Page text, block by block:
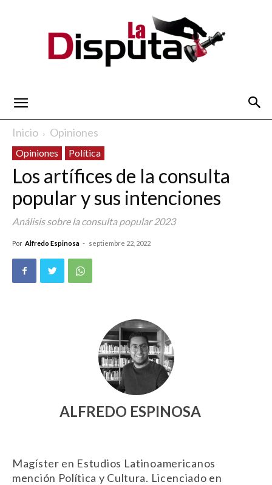
Disputa
Inicio Opiniones
Opiniones Política
Los artífices de la consulta
popular y sus intenciones
Análisis sobre la consulta popular 2023
Por Alfredo Espinosa - septiembre 22, 2022
ALFREDO ESPINOSA
Magíster en Estudios Latinoamericanos
mención Política y Cultura. Licenciado en